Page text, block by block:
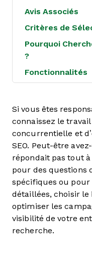
Avis Associés
Critères de
Pourquoi
?
Fonctionnalités
Si vous êtes
connaissez le
concurrentielle et
SEO. Peut-être
répondait pas tout à
pour des questions
spécifiques ou pour
détaillées, choisir
optimiser les
visibilité de votre
recherche.